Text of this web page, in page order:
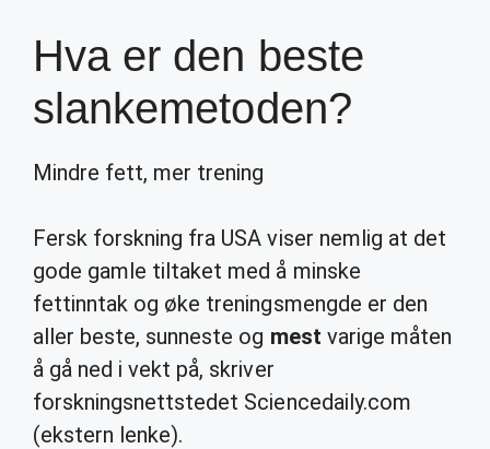
Hva er den beste
slankemetoden?
Mindre fett, mer trening
Fersk forskning fra USA viser nemlig at det
gode gamle tiltaket med å minske
fettinntak og øke treningsmengde er den
aller beste, sunneste og mest varige måten
å gå ned i vekt på, skriver
forskningsnettstedet Sciencedaily.com
(ekstern lenke).